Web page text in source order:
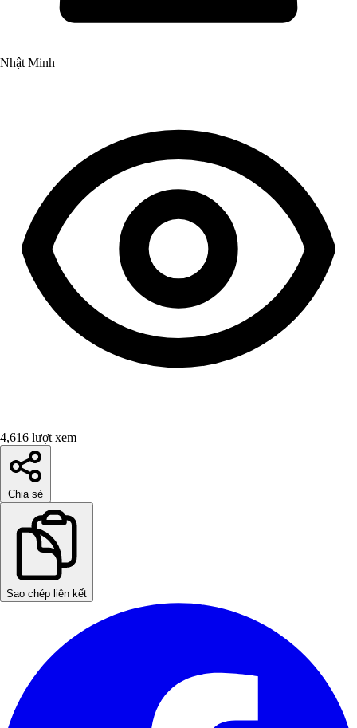
Nhật Minh
4,616 lượt xem
Chia sẻ
Sao chép liên kết